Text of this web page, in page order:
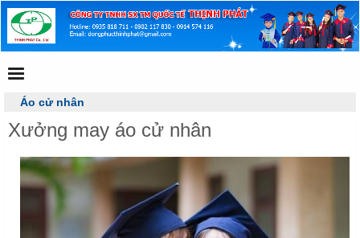
Áo cử nhân
Xưởng may áo cử nhân